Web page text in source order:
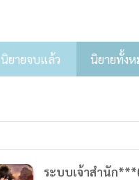
นิยายจบแล้ว นิยายทั้งห
ระบบเจ้าสำนัก